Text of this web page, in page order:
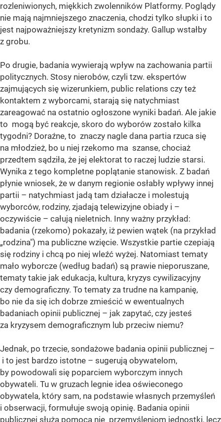
rozleniwionych, miękkich zwolenników Platformy. Poglądy
nie mają najmniejszego znaczenia, chodzi tylko słupki i to
jest najpoważniejszy kretynizm sondaży. Gallup wstałby
z grobu.
Po drugie, badania wywierają wpływ na zachowania partii
politycznych. Stosy nierobów, czyli tzw. ekspertów
zajmujących się wizerunkiem, public relations czy też
kontaktem z wyborcami, starają się natychmiast
zareagować na ostatnio ogłoszone wyniki badań. Ale jakie
to mogą być reakcje, skoro do wyborów zostało kilka
tygodni? Doraźne, to znaczy nagle dana partia rzuca się
na młodzież, bo u niej rzekomo ma szanse, chociaż
przedtem sądziła, że jej elektorat to raczej ludzie starsi.
Wynika z tego kompletne poplątanie stanowisk. Z badań
płynie wniosek, że w danym regionie osłabły wpływy innej
partii – natychmiast jadą tam działacze i molestują
wyborców, rodziny, zjadają telewizyjne obiady i –
oczywiście – całują nieletnich. Inny ważny przykład:
badania (rzekomo) pokazały, iż pewien wątek (na przykład
„rodzina") ma publiczne wzięcie. Wszystkie partie czepiają
się rodziny i chcą po niej wleźć wyżej. Natomiast tematy
mało wyborcze (według badań) są prawie nieporuszane,
tematy takie jak edukacja, kultura, kryzys cywilizacyjny
czy demograficzny. To tematy za trudne na kampanię,
bo nie da się ich dobrze zmieścić w ewentualnych
badaniach opinii publicznej – jak zapytać, czy jesteś
za kryzysem demograficznym lub przeciw niemu?
Jednak, po trzecie, sondażowe badania opinii publicznej –
i to jest bardzo istotne – sugerują obywatelom,
by powodowali się poparciem wyborczym innych
obywateli. Tu w gruzach legnie idea oświeconego
obywatela, który sam, na podstawie własnych przemyśleń
i obserwacji, formułuje swoją opinię. Badania opinii
publicznej służą pomocą nie przemyśleniom jednostki, lecz